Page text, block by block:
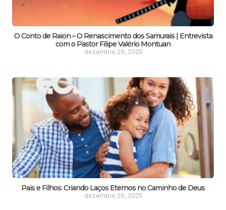
O Conto de Raion – O Renascimento dos Samurais | Entrevista
com o Pastor Filipe Valério Montuan
dezembro 29, 2025
Pais e Filhos: Criando Laços Eternos no Caminho de Deus
dezembro 26, 2025